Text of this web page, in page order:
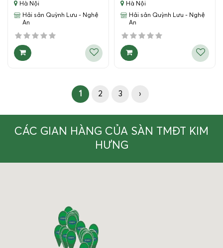
Hà Nội
Hải sản Quỳnh Lưu - Nghệ
An
Hà Nội
Hải sản Quỳnh Lưu - Nghệ
An
1 2 3 ›
CÁC GIAN HÀNG CỦA SÀN TMĐT KIM
HƯNG